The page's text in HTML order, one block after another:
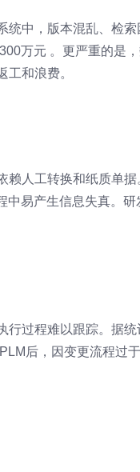
中，版本混乱、检
万元 。更严重的是
和浪费。
人工转换和纸质单
易产生信息失真。
行过程难以跟踪。据
后，因变更流程过